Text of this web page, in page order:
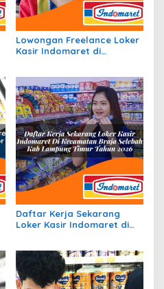
Lowongan Freelance Loker
Kasir Indomaret di
Tahun 2026
Daftar Kerja Sekarang
Loker Kasir Indomaret di
2026